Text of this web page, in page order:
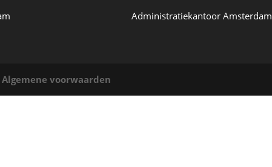
Administratiekantoor Amsterdam
Algemene voorwaarden